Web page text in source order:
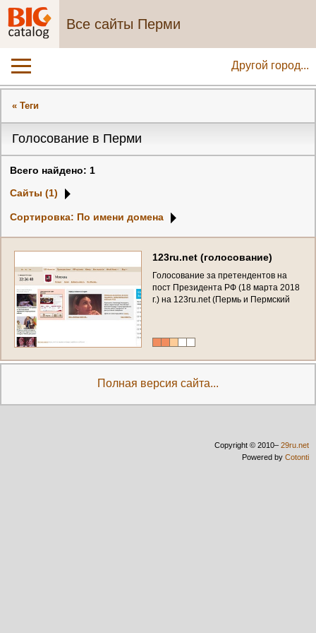
Все сайты Перми
Другой город...
« Теги
Голосование в Перми
Всего найдено: 1
Сайты (1)
Сортировка: По имени домена
123ru.net (голосование)
Голосование за претендентов на
пост Президента РФ (1 8 марта 201 8
г.) на 1 23ru net (Пермь и Пермский
Полная версия сайта...
Copyright © 2010– 29ru.net
Powered by Cotonti